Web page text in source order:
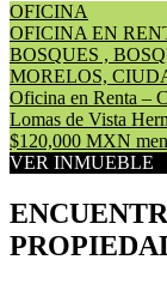
OFICINA
OFICINA EN
BOSQUES ,
MORELOS,
Oficina en Renta –
Lomas de Vista
$120,000 MXN
VER INMUEBLE